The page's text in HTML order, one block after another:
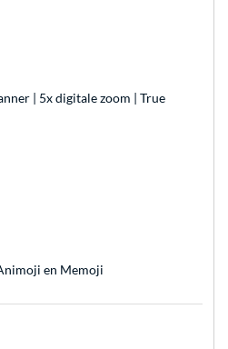
| 5x digitale zoom | True
en Memoji